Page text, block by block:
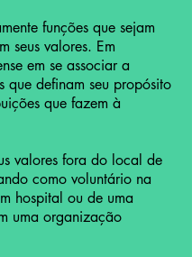
funções que sejam
seus valores. Em
em se associar a
que definam seu propósito
que fazem à
valores fora do local de
como voluntário na
hospital ou de uma
uma organização